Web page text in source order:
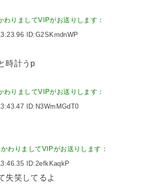
わりましてVIPがお送りします ：
ID:G2SKmdnWP
時計うp
わりましてVIPがお送りします ：
ID:N3WmMGdT0
わりましてVIPがお送りします ：
ID:2efkKaqkP
失笑してるよ